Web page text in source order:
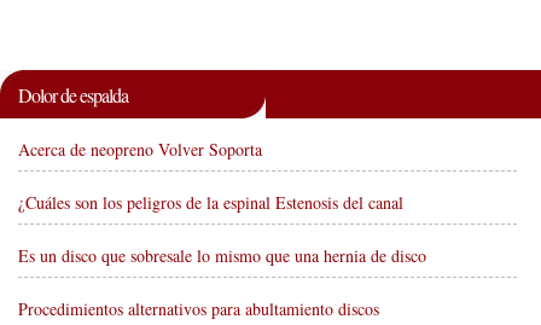
Dolor de espalda
Acerca de neopreno Volver Soporta
¿Cuáles son los peligros de la espinal Estenosis del canal
Es un disco que sobresale lo mismo que una hernia de disco
Procedimientos alternativos para abultamiento discos